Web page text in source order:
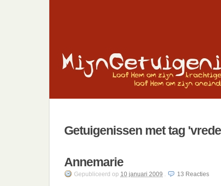
Getuigenissen met tag
Annemarie
Gepubliceerd op 10 januari 2009 . 13 Reacties